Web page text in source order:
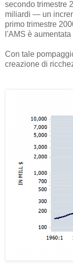
secondo trimestre
miliardi — un
primo trimestre
l'AMS è
Con tale
creazione di